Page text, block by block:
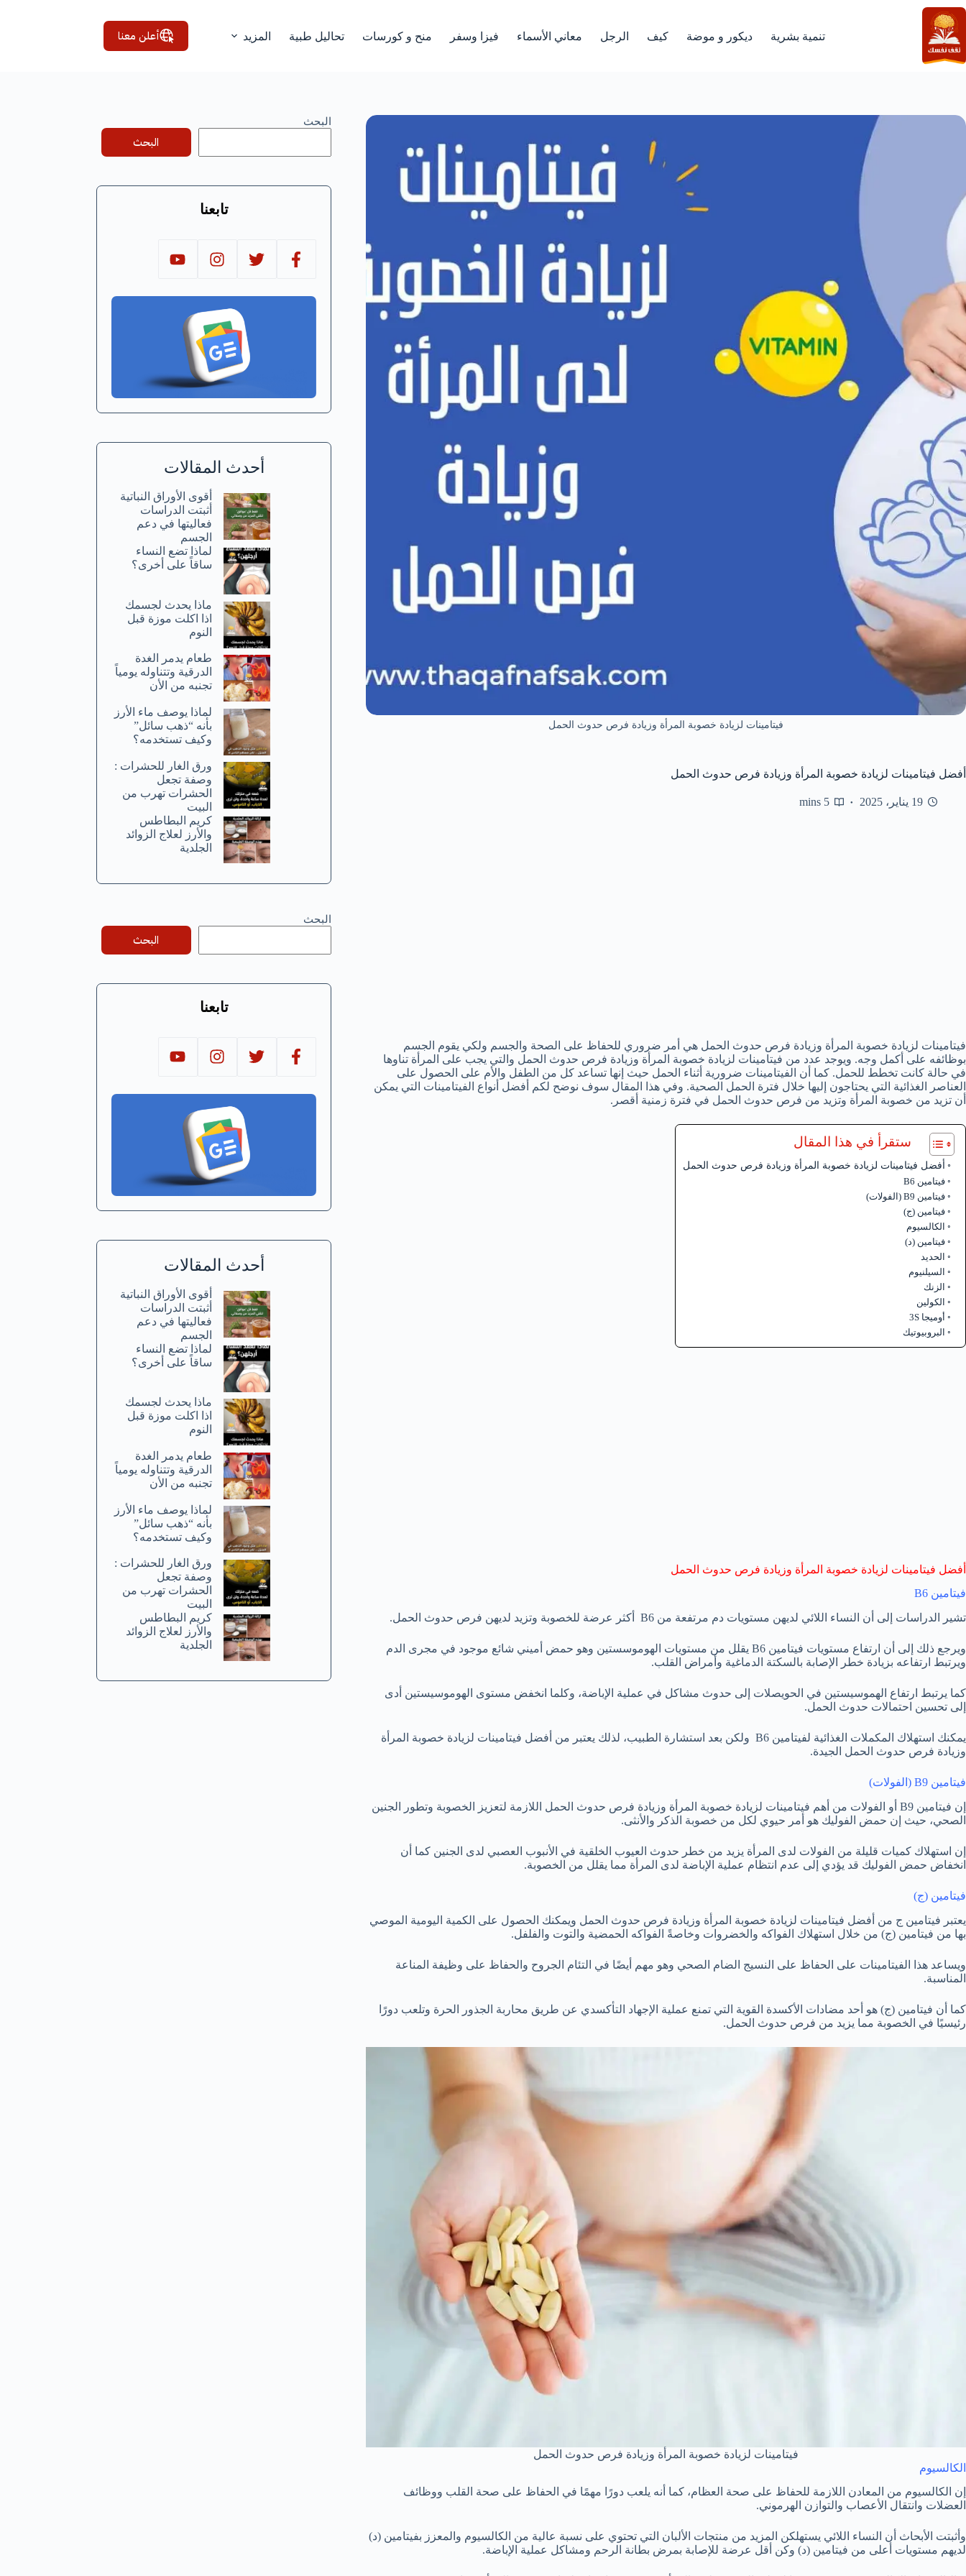
التجاوز
إلى
المحتوى
تنمية بشرية ديكور و موضة كيف الرجل معاني الأسماء فيزا وسفر منح و كورسات تحاليل طبية المزيد أعلن معنا
فيتامينات لزيادة خصوبة المرأة وزيادة فرص حدوث الحمل
أفضل فيتامينات لزيادة خصوبة المرأة وزيادة فرص حدوث الحمل
19 يناير، 2025 5 mins
فيتامينات لزيادة خصوبة المرأة وزيادة فرص حدوث الحمل هي أمر ضروري للحفاظ على الصحة والجسم ولكي يقوم الجسم
بوظائفه على أكمل وجه. ويوجد عدد من فيتامينات لزيادة خصوبة المرأة وزيادة فرص حدوث الحمل والتي يجب على المرأة تناوها
في حالة كانت تخطط للحمل. كما أن الفيتامينات ضرورية أثناء الحمل حيث إنها تساعد كل من الطفل والأم على الحصول على
العناصر الغذائية التي يحتاجون إليها خلال فترة الحمل الصحية. وفي هذا المقال سوف نوضح لكم أفضل أنواع الفيتامينات التي يمكن
أن تزيد من خصوبة المرأة وتزيد من فرص حدوث الحمل في فترة زمنية أقصر.
ستقرأ في هذا المقال
أفضل فيتامينات لزيادة خصوبة المرأة وزيادة فرص حدوث الحمل
فيتامين B6
فيتامين B9 (الفولات)
فيتامين (ج)
الكالسيوم
فيتامين (د)
الحديد
السيلنيوم
الزنك
الكولين
أوميجا 3S
البروبيوتيك
أفضل فيتامينات لزيادة خصوبة المرأة وزيادة فرص حدوث الحمل
فيتامين B6
تشير الدراسات إلى أن النساء اللائي لديهن مستويات دم مرتفعة من B6 أكثر عرضة للخصوبة وتزيد لديهن فرص حدوث الحمل.
ويرجع ذلك إلى أن ارتفاع مستويات فيتامين B6 يقلل من مستويات الهوموسستين وهو حمض أميني شائع موجود في مجرى الدم
ويرتبط ارتفاعه بزيادة خطر الإصابة بالسكتة الدماغية وأمراض القلب.
كما يرتبط ارتفاع الهموسيستين في الحويصلات إلى حدوث مشاكل في عملية الإباضة، وكلما انخفض مستوى الهوموسيستين أدى
إلى تحسين احتمالات حدوث الحمل.
يمكنك استهلاك المكملات الغذائية لفيتامين B6 ولكن بعد استشارة الطبيب، لذلك يعتبر من أفضل فيتامينات لزيادة خصوبة المرأة
وزيادة فرص حدوث الحمل الجيدة.
فيتامين B9 (الفولات)
إن فيتامين B9 أو الفولات من أهم فيتامينات لزيادة خصوبة المرأة وزيادة فرص حدوث الحمل اللازمة لتعزيز الخصوبة وتطور الجنين
الصحي، حيث إن حمض الفوليك هو أمر حيوي لكل من خصوبة الذكر والأنثى.
إن استهلاك كميات قليلة من الفولات لدى المرأة يزيد من خطر حدوث العيوب الخلقية في الأنبوب العصبي لدى الجنين كما أن
انخفاض حمض الفوليك قد يؤدي إلى عدم انتظام عملية الإباضة لدى المرأة مما يقلل من الخصوبة.
فيتامين (ج)
يعتبر فيتامين ج من أفضل فيتامينات لزيادة خصوبة المرأة وزيادة فرص حدوث الحمل ويمكنك الحصول على الكمية اليومية الموصي
بها من فيتامين (ج) من خلال استهلاك الفواكه والخضروات وخاصةً الفواكه الحمضية والتوت والفلفل.
ويساعد هذا الفيتامينات على الحفاظ على النسيج الضام الصحي وهو مهم أيضًا في التئام الجروح والحفاظ على وظيفة المناعة
المناسبة.
كما أن فيتامين (ج) هو أحد مضادات الأكسدة القوية التي تمنع عملية الإجهاد التأكسدي عن طريق محاربة الجذور الحرة وتلعب دورًا
رئيسيًا في الخصوبة مما يزيد من فرص حدوث الحمل.
فيتامينات لزيادة خصوبة المرأة وزيادة فرص حدوث الحمل
الكالسيوم
إن الكالسيوم من المعادن اللازمة للحفاظ على صحة العظام، كما أنه يلعب دورًا مهمًا في الحفاظ على صحة القلب ووظائف
العضلات وانتقال الأعصاب والتوازن الهرموني.
وأثبتت الأبحاث أن النساء اللائي يستهلكن المزيد من منتجات الألبان التي تحتوي على نسبة عالية من الكالسيوم والمعزز بفيتامين (د)
لديهم مستويات أعلى من فيتامين (د) وكن أقل عرضة للإصابة بمرض بطانة الرحم ومشاكل عملية الإباضة.
البحث
البحث
تابعنا
أحدث المقالات
أقوى الأوراق النباتية
أثبتت الدراسات
فعاليتها في دعم
الجسم
لماذا تضع النساء
ساقاً على أخرى؟
ماذا يحدث لجسمك
اذا اكلت موزة قبل
النوم
طعام يدمر الغدة
الدرقية وتتناوله يومياً
تجنبه من الأن
لماذا يوصف ماء الأرز
بأنه “ذهب سائل”
وكيف تستخدمه؟
ورق الغار للحشرات :
وصفة تجعل
الحشرات تهرب من
البيت
كريم البطاطس
والأرز لعلاج الزوائد
الجلدية
البحث
البحث
تابعنا
أحدث المقالات
أقوى الأوراق النباتية
أثبتت الدراسات
فعاليتها في دعم
الجسم
لماذا تضع النساء
ساقاً على أخرى؟
ماذا يحدث لجسمك
اذا اكلت موزة قبل
النوم
طعام يدمر الغدة
الدرقية وتتناوله يومياً
تجنبه من الأن
لماذا يوصف ماء الأرز
بأنه “ذهب سائل”
وكيف تستخدمه؟
ورق الغار للحشرات :
وصفة تجعل
الحشرات تهرب من
البيت
كريم البطاطس
والأرز لعلاج الزوائد
الجلدية